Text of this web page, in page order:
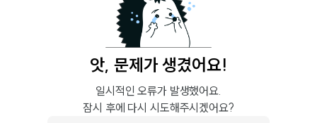
앗, 문제가 생겼어요!
일시적인 오류가 발생했어요.
잠시 후에 다시 시도해주시겠어요?